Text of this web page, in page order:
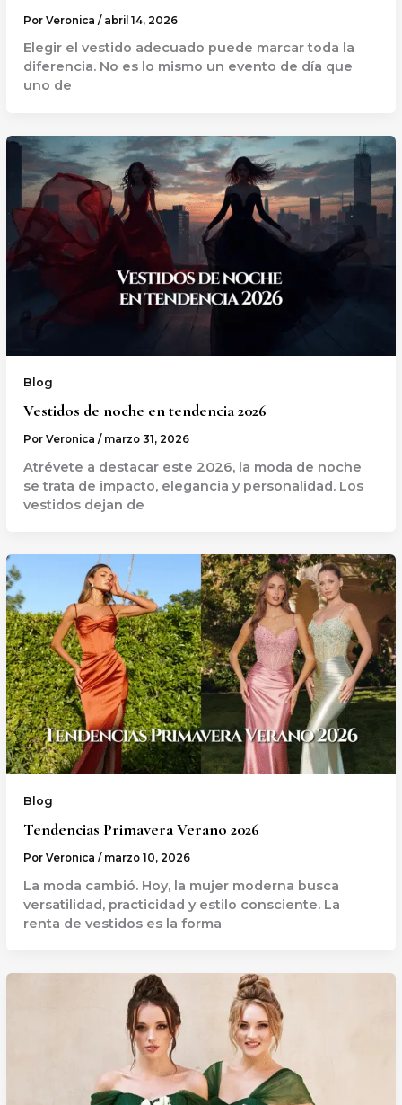
PorVeronica/ abril 14, 2026
Elegir el vestido adecuado puede marcar toda la
diferencia. No es lo mismo un evento de día que
uno de
Blog
Vestidos de noche en tendencia 2026
PorVeronica/ marzo 31, 2026
Atrévete a destacar este 2026, la moda de noche
se trata de impacto, elegancia y personalidad. Los
vestidos dejan de
Blog
Tendencias Primavera Verano 2026
PorVeronica/ marzo 10, 2026
La moda cambió. Hoy, la mujer moderna busca
versatilidad, practicidad y estilo consciente. La
renta de vestidos es la forma